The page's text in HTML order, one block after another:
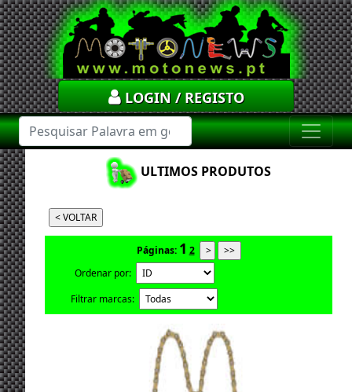
LOGIN / REGISTO
ULTIMOS PRODUTOS
Páginas: 1 2
Ordenar por:
Filtrar marcas: